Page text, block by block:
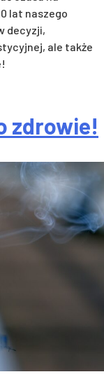
lat naszego
decyzji,
ale także
ziemię,
grunty?
Sprawdzamy!
zdrowie!